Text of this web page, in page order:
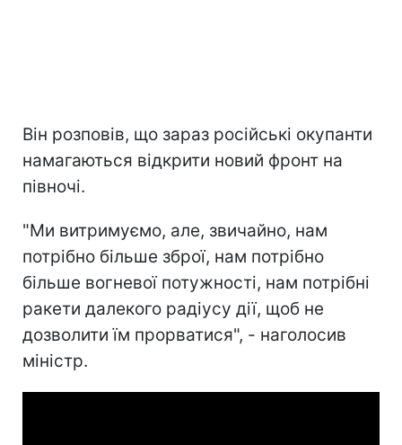
Він розповів, що зараз російські окупанти
намагаються відкрити новий фронт на
півночі.
"Ми витримуємо, але, звичайно, нам
потрібно більше зброї, нам потрібно
більше вогневої потужності, нам потрібні
ракети далекого радіусу дії, щоб не
дозволити їм прорватися", - наголосив
міністр.